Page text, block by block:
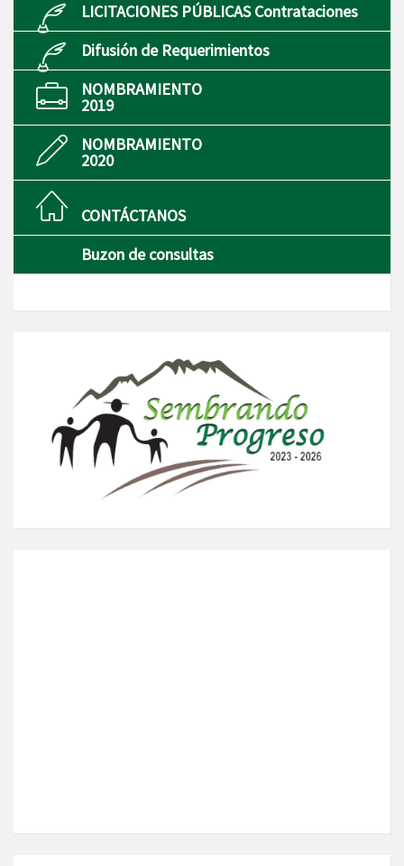
LICITACIONES PÚBLICAS Contrataciones
Difusión de Requerimientos
NOMBRAMIENTO
2019
NOMBRAMIENTO
2020
CONTÁCTANOS
Buzon de consultas